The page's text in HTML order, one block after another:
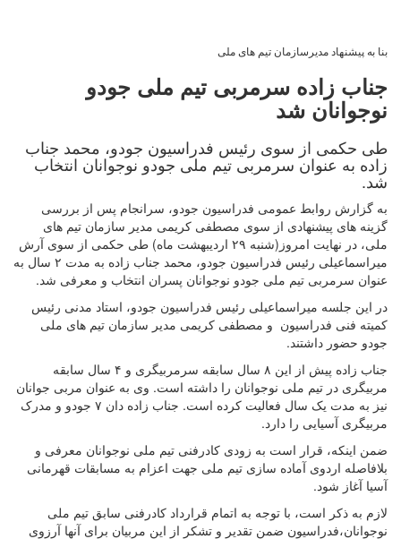
بنا به پیشنهاد مدیرسازمان تیم های ملی
جناب زاده سرمربی تیم ملی جودو
نوجوانان شد
طی حکمی از سوی رئیس فدراسیون جودو، محمد جناب
زاده به عنوان سرمربی تیم ملی جودو نوجوانان انتخاب
شد.
به گزارش روابط عمومی فدراسیون جودو، سرانجام پس از بررسی
گزینه های پیشنهادی از سوی مصطفی کریمی مدیر سازمان تیم های
ملی، در نهایت امروز(شنبه ۲۹ اردیبهشت ماه) طی حکمی از سوی آرش
میراسماعیلی رئیس فدراسیون جودو، محمد جناب زاده به مدت ۲ سال به
عنوان سرمربی تیم ملی جودو نوجوانان پسران انتخاب و معرفی شد.
در این جلسه میراسماعیلی رئیس فدراسیون جودو، استاد مدنی رئیس
کمیته فنی فدراسیون و مصطفی کریمی مدیر سازمان تیم های ملی
جودو حضور داشتند.
جناب زاده پیش از این ۸ سال سابقه سرمربیگری و ۴ سال سابقه
مربیگری در تیم ملی نوجوانان را داشته است. وی به عنوان مربی جوانان
نیز به مدت یک سال فعالیت کرده است. جناب زاده دان ۷ جودو و مدرک
مربیگری آسیایی را دارد.
ضمن اینکه، قرار است به زودی کادرفنی تیم ملی نوجوانان معرفی و
بلافاصله اردوی آماده سازی تیم ملی جهت اعزام به مسابقات قهرمانی
آسیا آغاز شود.
لازم به ذکر است، با توجه به اتمام قرارداد کادرفنی سابق تیم ملی
نوجوانان،فدراسیون ضمن تقدیر و تشکر از این مربیان برای آنها آرزوی